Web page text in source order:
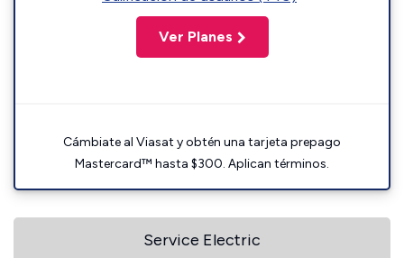
Ver Planes
Cámbiate al Viasat y obtén una tarjeta prepago
Mastercard™ hasta $300. Aplican términos.
Service Electric